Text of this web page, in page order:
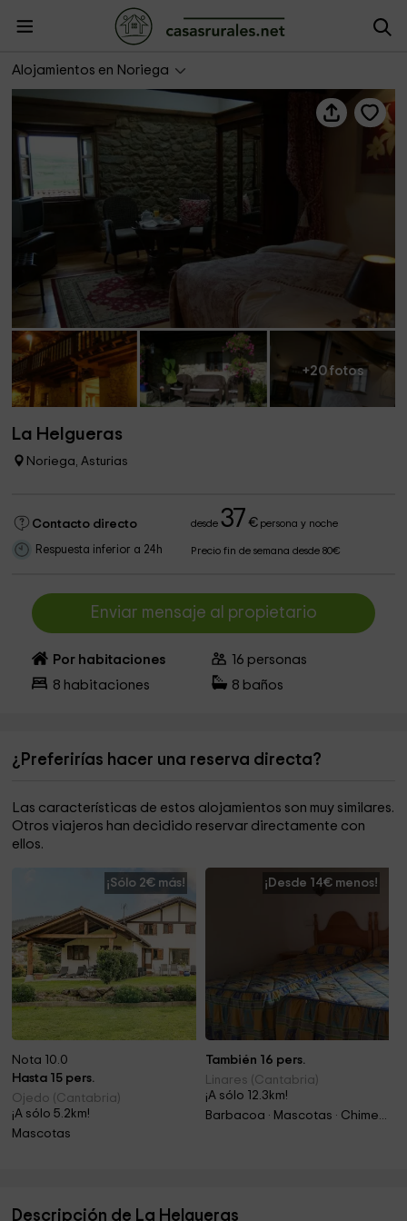
Alojamientos en Noriega
+20 fotos
La Helgueras
Noriega, Asturias
Contacto directo desde37 €persona y noche
Respuesta inferior a 24h Precio fin de semana desde 80€
Enviar mensaje al propietario
Por habitaciones 16 personas
8 habitaciones 8 baños
¿Preferirías hacer una reserva directa?
Las características de estos alojamientos son muy similares.
Otros viajeros han decidido reservar directamente con
ellos.
¡Sólo 2€ más!
Nota 10.0
Hasta 15 pers.
Ojedo (Cantabria)
¡A sólo 5.2km!
Mascotas
¡Desde 14€ menos!
También 16 pers.
Linares (Cantabria)
¡A sólo 12.3km!
Barbacoa · Mascotas · Chimenea
Descripción de La Helgueras